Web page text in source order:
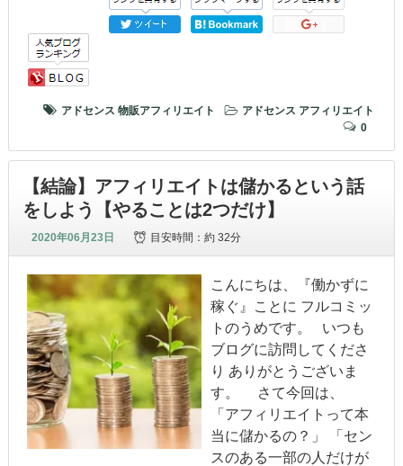
アドセンス 物販アフィリエイト アドセンス アフィリエイト
0
【結論】アフィリエイトは儲かるという話
をしよう【やることは2つだけ】
2020年06月23日 目安時間：約 32分
こんにちは、『働かずに
稼ぐ』ことに フルコミッ
トのうめです。 いつも
ブログに訪問してくださ
り ありがとうございま
す。 さて今回は、
「アフィリエイトって本
当に儲かるの？」 「セン
スのある一部の人だけが